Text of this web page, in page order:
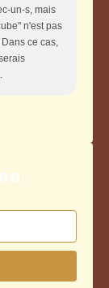
un-s, mais
n'est pas
ce cas,